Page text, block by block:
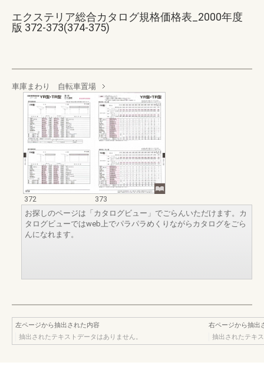
エクステリア総合カタログ規格価格表_2000年度
版 372-373(374-375)
車庫まわり 自転車置場
372
373
お探しのページは「カタログビュー」でごらんいただけます。カ
タログビューではweb上でパラパラめくりながらカタログをごら
んになれます。
左ページから抽出された内容
抽出されたテキストデータはありません。
右ページから抽出
抽出されたテキ